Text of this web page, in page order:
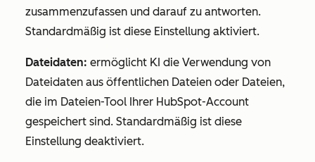
zusammenzufassen und darauf zu antworten.
Standardmäßig ist diese Einstellung aktiviert.
Dateidaten: ermöglicht KI die Verwendung von
Dateidaten aus öffentlichen Dateien oder Dateien,
die im Dateien-Tool Ihrer HubSpot-Account
gespeichert sind. Standardmäßig ist diese
Einstellung deaktiviert.